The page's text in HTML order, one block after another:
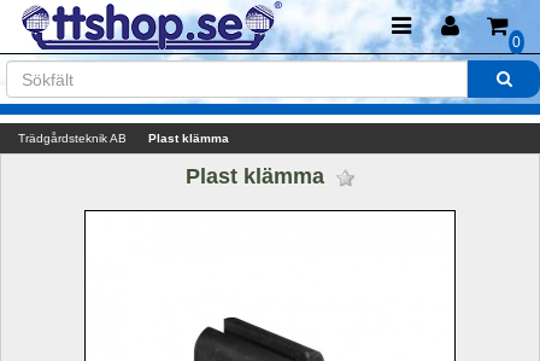
0
Trädgårdsteknik AB Plast klämma
Plast klämma